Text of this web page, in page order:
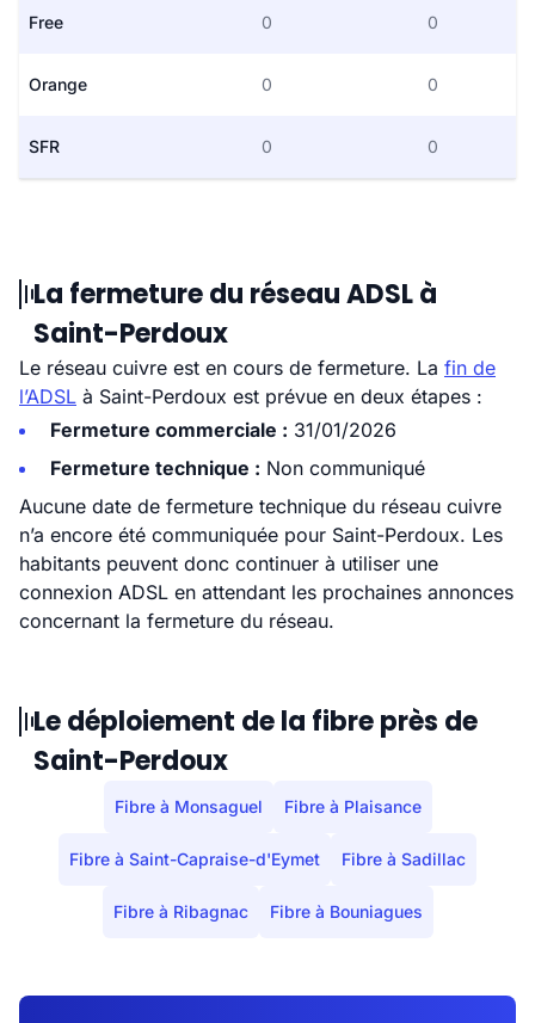
Free 0 0
Orange 0 0
SFR 0 0
La fermeture du réseau ADSL à
Saint-Perdoux
Le réseau cuivre est en cours de fermeture. La fin de
l’ADSL à Saint-Perdoux est prévue en deux étapes :
Fermeture commerciale : 31/01/2026
Fermeture technique : Non communiqué
Aucune date de fermeture technique du réseau cuivre
n’a encore été communiquée pour Saint-Perdoux. Les
habitants peuvent donc continuer à utiliser une
connexion ADSL en attendant les prochaines annonces
concernant la fermeture du réseau.
Le déploiement de la fibre près de
Saint-Perdoux
Fibre à Monsaguel Fibre à Plaisance
Fibre à Saint-Capraise-d'Eymet Fibre à Sadillac
Fibre à Ribagnac Fibre à Bouniagues